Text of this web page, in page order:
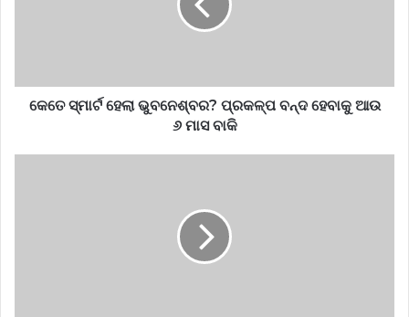
କେତେ ସ୍ମାର୍ଟ ହେଲା ଭୁବନେଶ୍ବର? ପ୍ରକଳ୍ପ ବନ୍ଦ ହେବାକୁ ଆଉ
୬ ମାସ ବାକି